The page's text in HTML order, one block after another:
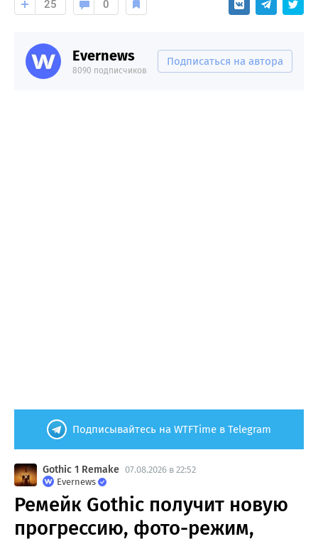
25 0
Evernews
8090 подписчиков
Подписаться на автора
Подписывайтесь на WTFTime в Telegram
Gothic 1 Remake 07.08.2026 в 22:52
Evernews
Ремейк Gothic получит новую
прогрессию, фото-режим,